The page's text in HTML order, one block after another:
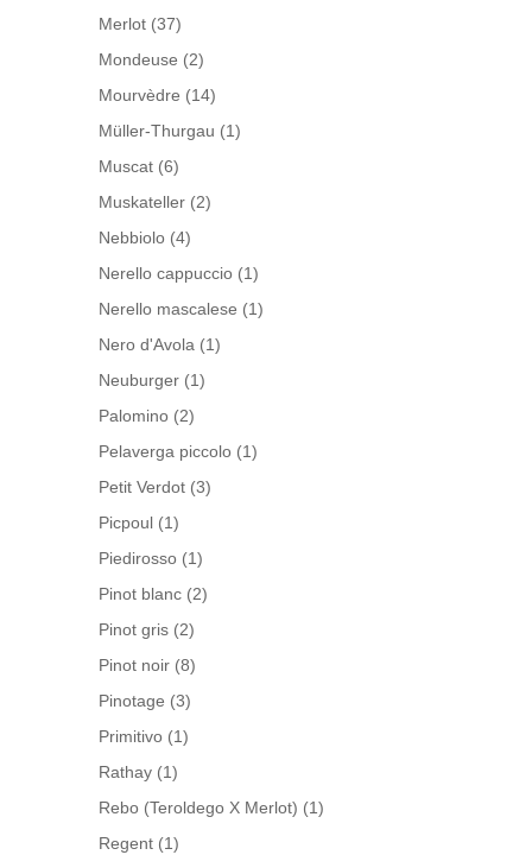
Merlot (37)
Mondeuse (2)
Mourvèdre (14)
Müller-Thurgau (1)
Muscat (6)
Muskateller (2)
Nebbiolo (4)
Nerello cappuccio (1)
Nerello mascalese (1)
Nero d'Avola (1)
Neuburger (1)
Palomino (2)
Pelaverga piccolo (1)
Petit Verdot (3)
Picpoul (1)
Piedirosso (1)
Pinot blanc (2)
Pinot gris (2)
Pinot noir (8)
Pinotage (3)
Primitivo (1)
Rathay (1)
Rebo (Teroldego X Merlot) (1)
Regent (1)